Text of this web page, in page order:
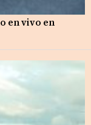
en vivo en